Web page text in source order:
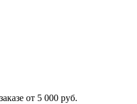
от 5 000 руб.